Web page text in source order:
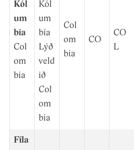
Kól
um
bía
Col
om
bia
Kól
um
bía
Lýð
veld
ið
Col
om
bia
Col
om
bia
CO
CO
L
Fíla